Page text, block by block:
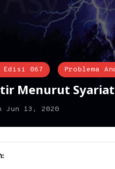
Edisi 067 Problema
Menurut Syariat
Jun 13, 2020